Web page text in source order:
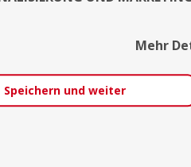
Mehr
Speichern und weiter